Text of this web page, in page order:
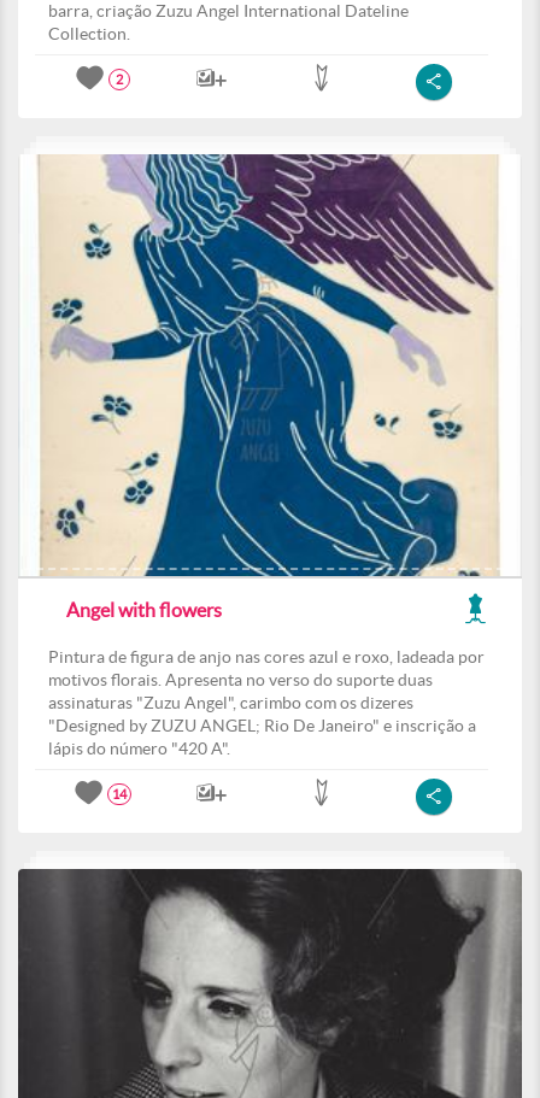
barra, criação Zuzu Angel International Dateline
Collection.
2
Angel with flowers
Pintura de figura de anjo nas cores azul e roxo, ladeada por
motivos florais. Apresenta no verso do suporte duas
assinaturas "Zuzu Angel", carimbo com os dizeres
"Designed by ZUZU ANGEL; Rio De Janeiro" e inscrição a
lápis do número "420 A".
14